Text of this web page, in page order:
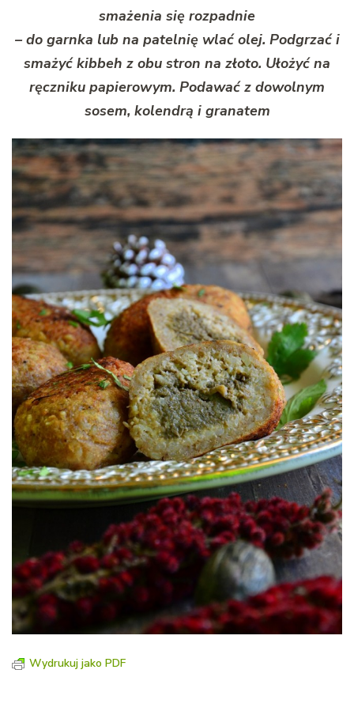
smażenia się rozpadnie
– do garnka lub na patelnię wlać olej. Podgrzać i
smażyć kibbeh z obu stron na złoto. Ułożyć na
ręczniku papierowym. Podawać z dowolnym
sosem, kolendrą i granatem
Wydrukuj jako PDF